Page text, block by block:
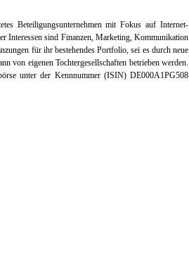
Beteiligungsunternehmen mit Fokus auf Internet-
Interessen sind Finanzen, Marketing, Kommunikation
für ihr bestehendes Portfolio, sei es durch neue
von eigenen Tochtergesellschaften betrieben werden.
unter der Kennnummer (ISIN) DE000A1PG508